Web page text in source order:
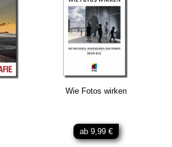
Wie Fotos wirken
ab 9,99 €